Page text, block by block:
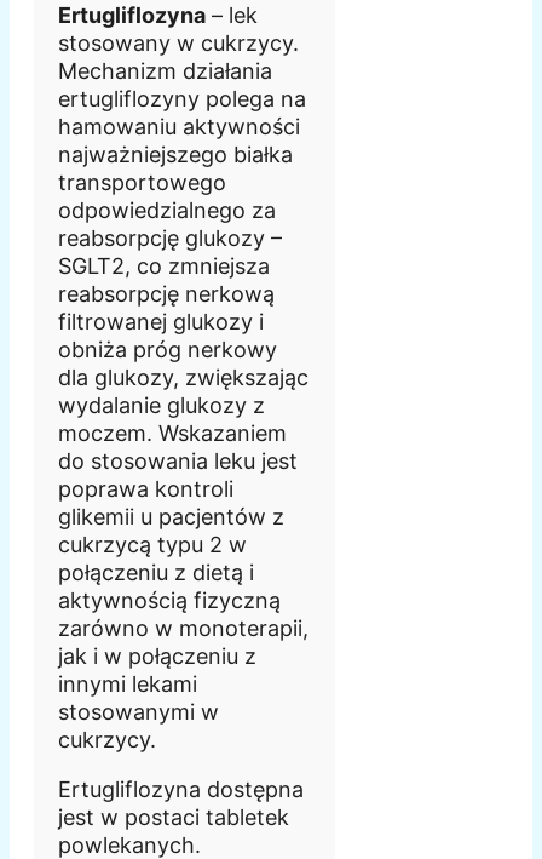
Ertugliflozyna – lek
stosowany w cukrzycy.
Mechanizm działania
ertugliflozyny polega na
hamowaniu aktywności
najważniejszego białka
transportowego
odpowiedzialnego za
reabsorpcję glukozy –
SGLT2, co zmniejsza
reabsorpcję nerkową
filtrowanej glukozy i
obniża próg nerkowy
dla glukozy, zwiększając
wydalanie glukozy z
moczem. Wskazaniem
do stosowania leku jest
poprawa kontroli
glikemii u pacjentów z
cukrzycą typu 2 w
połączeniu z dietą i
aktywnością fizyczną
zarówno w monoterapii,
jak i w połączeniu z
innymi lekami
stosowanymi w
cukrzycy.
Ertugliflozyna dostępna
jest w postaci tabletek
powlekanych.